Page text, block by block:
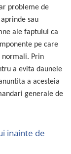
probleme de
sau
ale faptului ca
pe care
normali. Prin
a evita daunele
a acesteia
generale de
inainte de